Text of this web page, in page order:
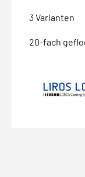
3 Varianten
20-fach